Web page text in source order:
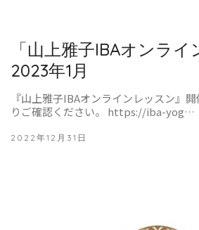
「山上雅子IBAオンライ
2023年1月
『山上雅子IBAオンラインレッスン』
りご確認ください。 https://iba-yog…
2022年12月31日